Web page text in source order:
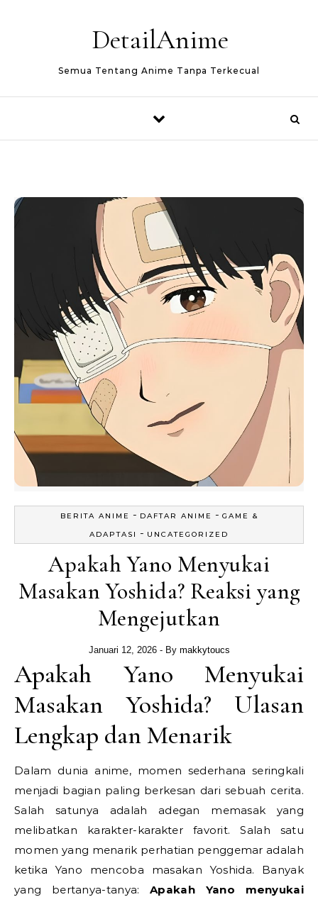
DetailAnime
Semua Tentang Anime Tanpa Terkecual
BERITA ANIME - DAFTAR ANIME - GAME &
ADAPTASI
- UNCATEGORIZED
Apakah Yano Menyukai
Masakan Yoshida? Reaksi yang
Mengejutkan
Januari 12, 2026 - By makkytoucs
Apakah Yano Menyukai
Masakan Yoshida? Ulasan
Lengkap dan Menarik
Dalam dunia anime, momen sederhana seringkali
menjadi bagian paling berkesan dari sebuah cerita.
Salah satunya adalah adegan memasak yang
melibatkan karakter-karakter favorit. Salah satu
momen yang menarik perhatian penggemar adalah
ketika Yano mencoba masakan Yoshida. Banyak
yang bertanya-tanya:Apakah Yano menyukai